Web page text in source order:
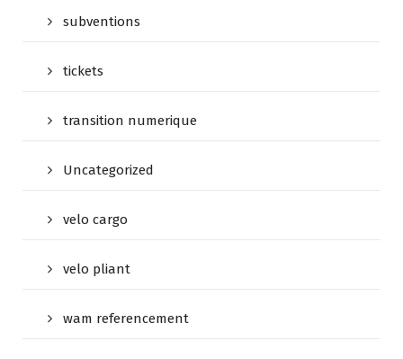
subventions
tickets
transition numerique
Uncategorized
velo cargo
velo pliant
wam referencement